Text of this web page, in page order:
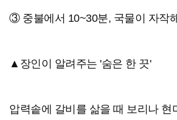
③ 중불에서 10~30분, 국물이 자작
▲장인이 알려주는 '숨은 한 끗'
압력솥에 갈비를 삶을 때 보리나 현